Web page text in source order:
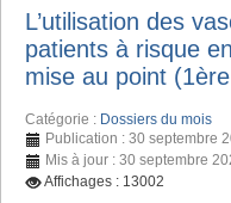
L’utilisation des
patients à risque
mise au point
Catégorie : Dossiers du mois
Publication : 30 septembre
Mis à jour : 30 septembre
Affichages : 13002